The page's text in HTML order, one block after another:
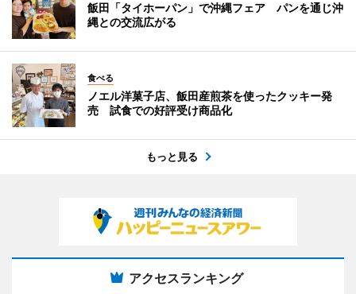
飯田「タイホーパン」で沖縄フェア パンを通じ沖
縄との交流広がる
食べる
ノエル洋菓子店、飯田産煎茶を使ったクッキー発
売 試食での好評受け商品化
もっと見る
アクセスランキング